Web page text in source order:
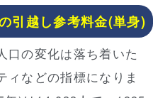
引越し参考料金(単身)
口の変化は落ち着いた
ィなどの指標になりま